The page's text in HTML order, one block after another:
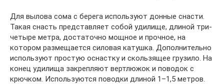
Для вылова сома с берега используют донные снасти.
Такая снасть представляет собой удилище, длиной три-
четыре метра, достаточно мощное и прочное, на
котором размещается силовая катушка. Дополнительно
используют простую оснастку и скользящее грузило. На
конец удилища закрепляют вертлюжок и поводок с
крючком. Используются поводки длиной 1–1,5 метров.